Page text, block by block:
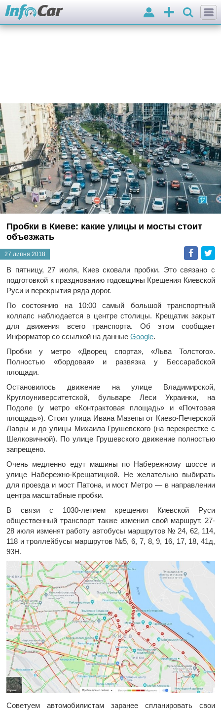
Додати
оголошення
Вхід
Пробки в Киеве: какие улицы и мосты стоит
объезжать
27 липня 2018
В пятницу, 27 июля, Киев сковали пробки. Это связано с
подготовкой к празднованию годовщины Крещения Киевской
Руси и перекрытия ряда дорог.
По состоянию на 10:00 самый большой транспортный
коллапс наблюдается в центре столицы. Крещатик закрыт
для движения всего транспорта. Об этом сообщает
Информатор со ссылкой на данные Google.
Пробки у метро «Дворец спорта», «Льва Толстого».
Полностью «бордовая» и развязка у Бессарабской
площади.
Остановилось движение на улице Владимирской,
Круглоуниверситетской, бульваре Леси Украинки, на
Подоле (у метро «Контрактовая площадь» и «Почтовая
площадь»). Стоит улица Ивана Мазепы от Киево-Печерской
Лавры и до улицы Михаила Грушевского (на перекрестке с
Шелковичной). По улице Грушевского движение полностью
запрещено.
Очень медленно едут машины по Набережному шоссе и
улице Набережно-Крещатицкой. Не желательно выбирать
для проезда и мост Патона, и мост Метро — в направлении
центра масштабные пробки.
В связи с 1030-летием крещения Киевской Руси
общественный транспорт также изменил свой маршрут. 27-
28 июля изменят работу автобусы маршрутов № 24, 62, 114,
118 и троллейбусы маршрутов №5, 6, 7, 8, 9, 16, 17, 18, 41д,
93Н.
Советуем автомобилистам заранее спланировать свои